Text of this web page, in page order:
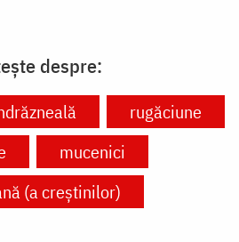
despre:
rugăciune
mucenici
(a creștinilor)